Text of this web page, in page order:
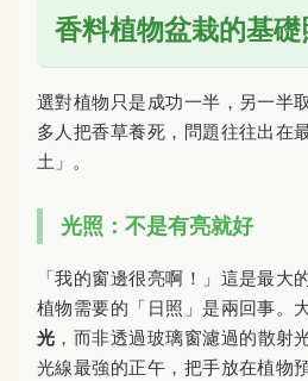
香料植物盆栽的基
選對植物只是成功一半，另一半
多人把香草養死，問題往往出在
土」。
光照：不是有亮就好
「我的窗邊很亮啊！」這是最大
植物需要的「日照」是兩回事。
光 ，而非透過玻璃窗濾過的散射
光線最強的正午，把手放在植物